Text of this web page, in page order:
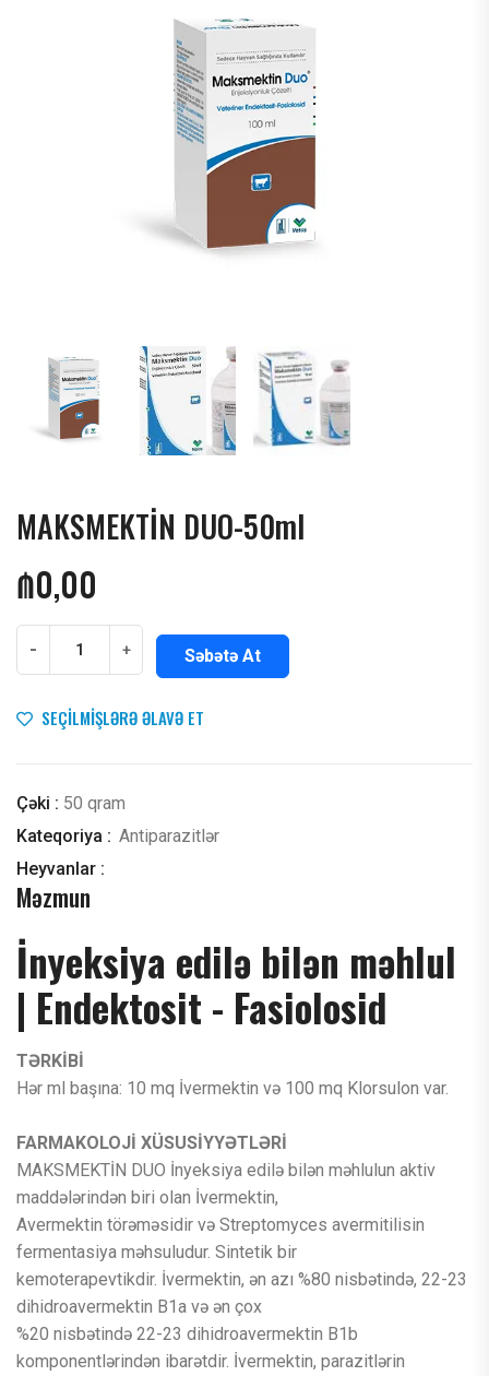
MAKSMEKTİN DUO-50ml
₼0,00
- + Səbətə At
SEÇILMIŞLƏRƏ ƏLAVƏ ET
Çəki : 50 qram
Kateqoriya : Antiparazitlər
Heyvanlar :
Məzmun
İnyeksiya edilə bilən məhlul
| Endektosit - Fasiolosid
TƏRKİBİ
Hər ml başına: 10 mq İvermektin və 100 mq Klorsulon var.
FARMAKOLOJİ XÜSUSİYYƏTLƏRİ
MAKSMEKTİN DUO İnyeksiya edilə bilən məhlulun aktiv
maddələrindən biri olan İvermektin,
Avermektin törəməsidir və Streptomyces avermitilisin
fermentasiya məhsuludur. Sintetik bir
kemoterapevtikdir. İvermektin, ən azı %80 nisbətində, 22-23
dihidroavermektin B1a və ən çox
%20 nisbətində 22-23 dihidroavermektin B1b
komponentlərindən ibarətdir. İvermektin, parazitlərin